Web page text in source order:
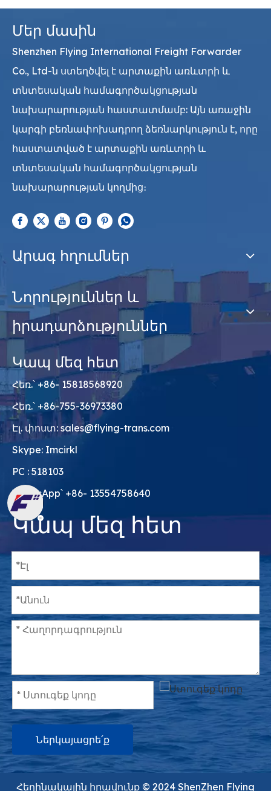
Մեր մասին
Shenzhen Flying International Freight Forwarder
Co., Ltd-ն ստեղծվել է արտաքին առևտրի և
տնտեսական համագործակցության
նախարարության հաստատմամբ: Այն առաջին
կարգի բեռնափոխադրող ձեռնարկություն է, որը
հաստատված է արտաքին առևտրի և
տնտեսական համագործակցության
նախարարության կողմից։
Արագ հղումներ
Նորություններ և
իրադարձություններ
Կապ մեզ հետ
Հեռ.՝ +86- 15818568920
Հեռ.՝ +86-755-36973380
Էլ. փոստ: sales@flying-trans.com
Skype: Imcirkl
PC : 518103
WhatsApp՝ +86- 13554758640
Կապ մեզ հետ
Ներկայացրե՛ք
Հեղինակային իրավունք ©️ 2024 ShenZhen Flying